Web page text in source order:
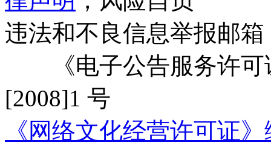
违法和不良信息举报邮箱
《电子公告服务许可
[2008]1 号
《网络文化经营许可证